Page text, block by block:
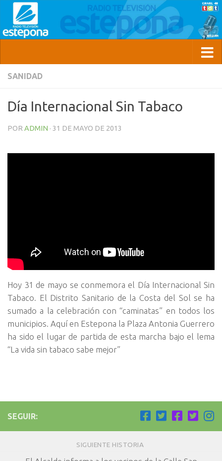
SANIDAD
Día Internacional Sin Tabaco
POR ADMIN · 31 DE MAYO DE 2013
Hoy 31 de mayo se conmemora el Día Internacional Sin
Tabaco. El Distrito Sanitario de la Costa del Sol se ha
sumado a la celebración con “caminatas” en todos los
municipios. Aquí en Estepona la Plaza Antonia Guerrero
ha sido el lugar de partida de esta marcha bajo el lema
“La vida sin tabaco sabe mejor”
SEGUIR:
SIGUIENTE HISTORIA